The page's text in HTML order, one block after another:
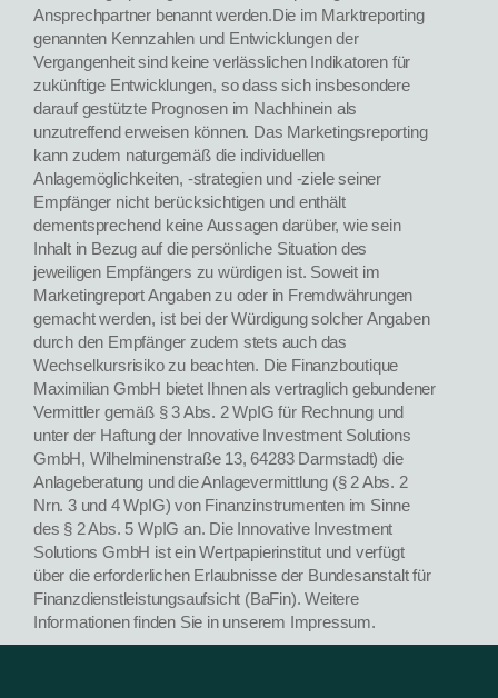
Ansprechpartner benannt werden.Die im Marktreporting
genannten Kennzahlen und Entwicklungen der
Vergangenheit sind keine verlässlichen Indikatoren für
zukünftige Entwicklungen, so dass sich insbesondere
darauf gestützte Prognosen im Nachhinein als
unzutreffend erweisen können. Das Marketingsreporting
kann zudem naturgemäß die individuellen
Anlagemöglichkeiten, -strategien und -ziele seiner
Empfänger nicht berücksichtigen und enthält
dementsprechend keine Aussagen darüber, wie sein
Inhalt in Bezug auf die persönliche Situation des
jeweiligen Empfängers zu würdigen ist. Soweit im
Marketingreport Angaben zu oder in Fremdwährungen
gemacht werden, ist bei der Würdigung solcher Angaben
durch den Empfänger zudem stets auch das
Wechselkursrisiko zu beachten. Die Finanzboutique
Maximilian GmbH bietet Ihnen als vertraglich gebundener
Vermittler gemäß § 3 Abs. 2 WpIG für Rechnung und
unter der Haftung der Innovative Investment Solutions
GmbH, Wilhelminenstraße 13, 64283 Darmstadt) die
Anlageberatung und die Anlagevermittlung (§ 2 Abs. 2
Nrn. 3 und 4 WpIG) von Finanzinstrumenten im Sinne
des § 2 Abs. 5 WpIG an. Die Innovative Investment
Solutions GmbH ist ein Wertpapierinstitut und verfügt
über die erforderlichen Erlaubnisse der Bundesanstalt für
Finanzdienstleistungsaufsicht (BaFin). Weitere
Informationen finden Sie in unserem Impressum.